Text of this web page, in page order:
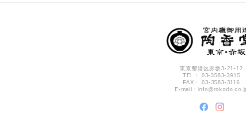
東京都港区赤坂3-21-12
TEL： 03-3583-3915
FAX： 03-3583-3116
E-mail：